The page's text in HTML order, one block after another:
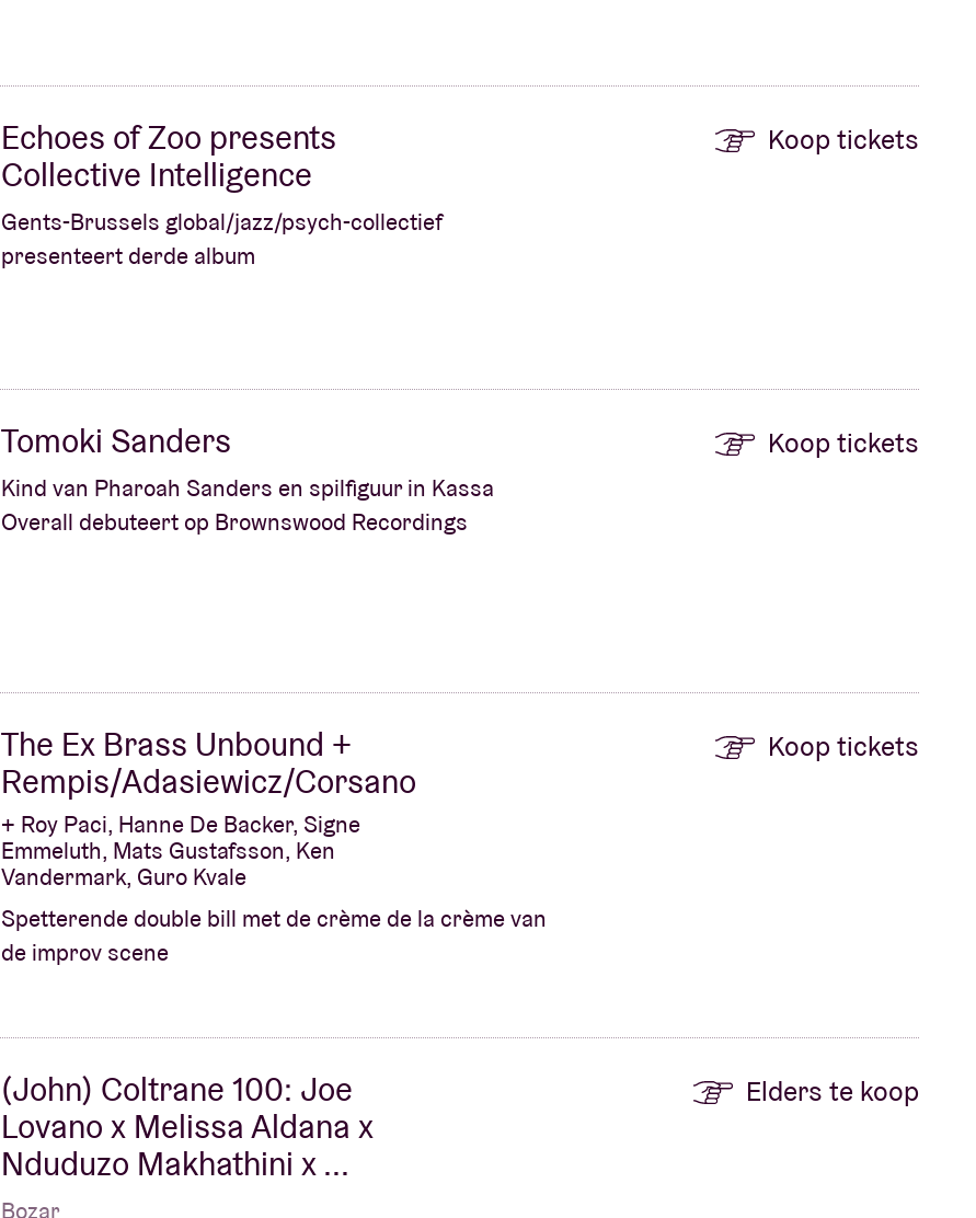
Echoes of Zoo presents
Collective Intelligence
Gents-Brussels global/jazz/psych-collectief
presenteert derde album
Koop tickets
Tomoki Sanders
Kind van Pharoah Sanders en spilfiguur in Kassa
Overall debuteert op Brownswood Recordings
Koop tickets
The Ex Brass Unbound +
Rempis/Adasiewicz/Corsano
+ Roy Paci, Hanne De Backer, Signe
Emmeluth, Mats Gustafsson, Ken
Vandermark, Guro Kvale
Spetterende double bill met de crème de la crème van
de improv scene
Koop tickets
(John) Coltrane 100: Joe
Lovano x Melissa Aldana x
Nduduzo Makhathini x ...
Bozar
Elders te koop